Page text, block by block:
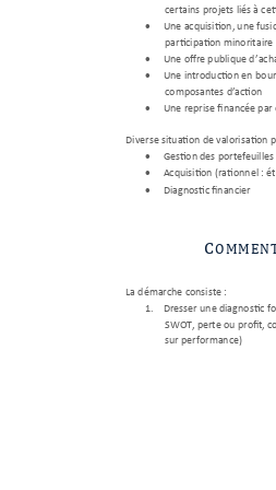
certains projets liés à
 Une acquisition, une
participation minoritaire
 Une offre publique d’
 Une introduction en b
composantes d’action
 Une reprise financée par
Diverse situation de valorisation
 Gestion des portefeuilles
 Acquisition (rationnel :
 Diagnostic financier
COMMEN
La démarche consiste :
1.
Dresser une diagnostic
SWOT, perte ou profit,
sur performance)